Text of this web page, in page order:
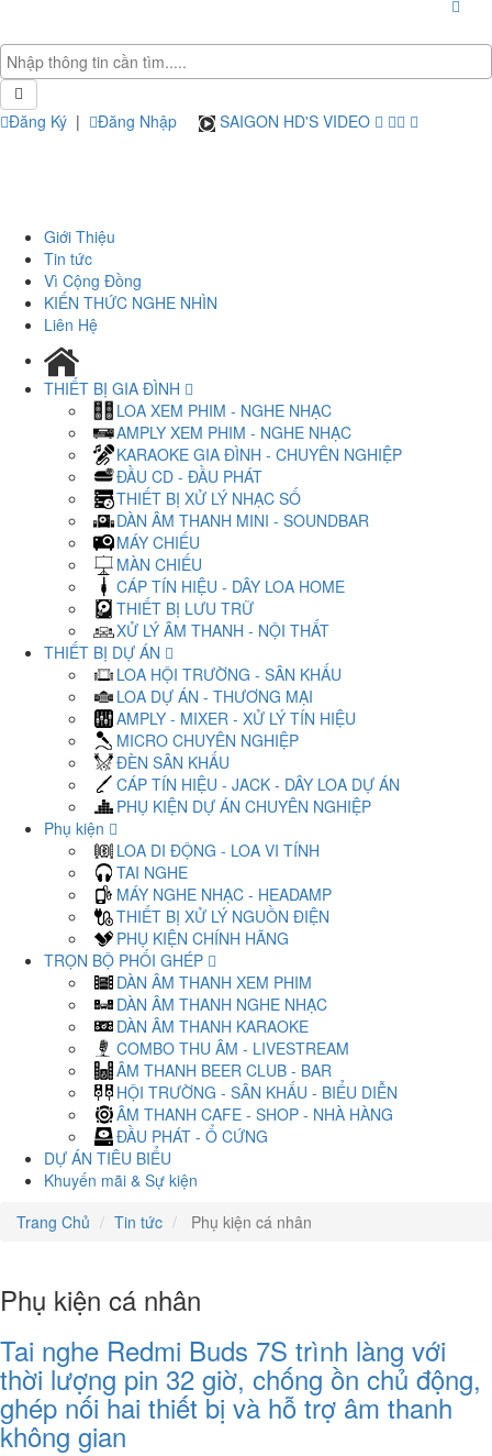
Đăng Ký | Đăng Nhập SAIGON HD'S VIDEO
Giới Thiệu
Tin tức
Vì Cộng Đồng
KIẾN THỨC NGHE NHÌN
Liên Hệ
THIẾT BỊ GIA ĐÌNH
LOA XEM PHIM - NGHE NHẠC
AMPLY XEM PHIM - NGHE NHẠC
KARAOKE GIA ĐÌNH - CHUYÊN NGHIỆP
ĐẦU CD - ĐẦU PHÁT
THIẾT BỊ XỬ LÝ NHẠC SỐ
DÀN ÂM THANH MINI - SOUNDBAR
MÁY CHIẾU
MÀN CHIẾU
CÁP TÍN HIỆU - DÂY LOA HOME
THIẾT BỊ LƯU TRỮ
XỬ LÝ ÂM THANH - NỘI THẤT
THIẾT BỊ DỰ ÁN
LOA HỘI TRƯỜNG - SÂN KHẤU
LOA DỰ ÁN - THƯƠNG MẠI
AMPLY - MIXER - XỬ LÝ TÍN HIỆU
MICRO CHUYÊN NGHIỆP
ĐÈN SÂN KHẤU
CÁP TÍN HIỆU - JACK - DÂY LOA DỰ ÁN
PHỤ KIỆN DỰ ÁN CHUYÊN NGHIỆP
Phụ kiện
LOA DI ĐỘNG - LOA VI TÍNH
TAI NGHE
MÁY NGHE NHẠC - HEADAMP
THIẾT BỊ XỬ LÝ NGUỒN ĐIỆN
PHỤ KIỆN CHÍNH HÃNG
TRỌN BỘ PHỐI GHÉP
DÀN ÂM THANH XEM PHIM
DÀN ÂM THANH NGHE NHẠC
DÀN ÂM THANH KARAOKE
COMBO THU ÂM - LIVESTREAM
ÂM THANH BEER CLUB - BAR
HỘI TRƯỜNG - SÂN KHẤU - BIỂU DIỄN
ÂM THANH CAFE - SHOP - NHÀ HÀNG
ĐẦU PHÁT - Ổ CỨNG
DỰ ÁN TIÊU BIỂU
Khuyến mãi & Sự kiện
Trang Chủ
Tin tức Phụ kiện cá nhân
Phụ kiện cá nhân
Tai nghe Redmi Buds 7S trình làng với
thời lượng pin 32 giờ, chống ồn chủ động,
ghép nối hai thiết bị và hỗ trợ âm thanh
không gian